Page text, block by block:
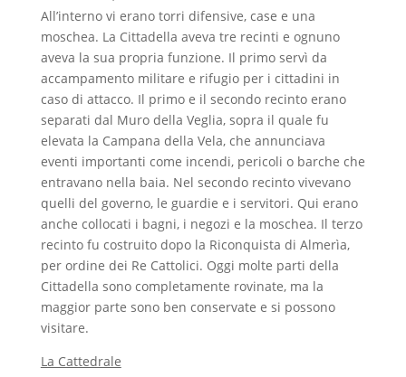
All’interno vi erano torri difensive, case e una
moschea. La Cittadella aveva tre recinti e ognuno
aveva la sua propria funzione. Il primo servì da
accampamento militare e rifugio per i cittadini in
caso di attacco. Il primo e il secondo recinto erano
separati dal Muro della Veglia, sopra il quale fu
elevata la Campana della Vela, che annunciava
eventi importanti come incendi, pericoli o barche che
entravano nella baia. Nel secondo recinto vivevano
quelli del governo, le guardie e i servitori. Qui erano
anche collocati i bagni, i negozi e la moschea. Il terzo
recinto fu costruito dopo la Riconquista di Almerìa,
per ordine dei Re Cattolici. Oggi molte parti della
Cittadella sono completamente rovinate, ma la
maggior parte sono ben conservate e si possono
visitare.
La Cattedrale